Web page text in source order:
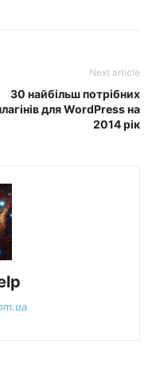
Next article
30 найбільш потрібних
для WordPress на
2014 рік